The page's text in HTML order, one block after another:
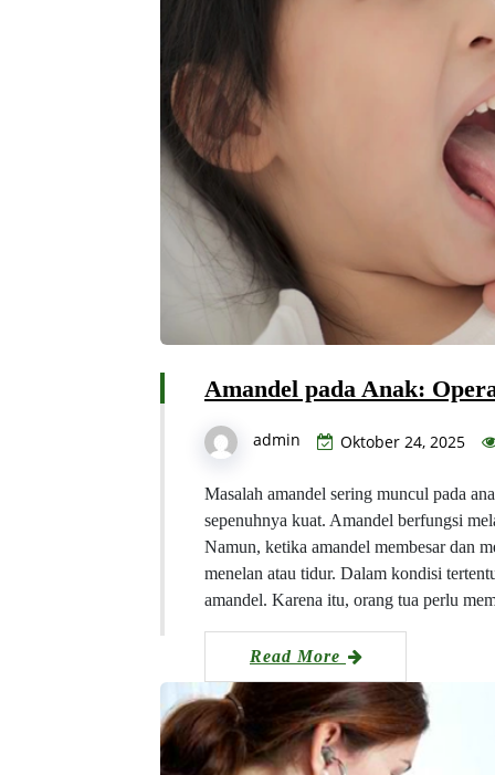
Amandel pada Anak:
admin Oktober 24, 2025
Masalah amandel sering muncul pada
sepenuhnya kuat. Amandel berfungsi
Namun, ketika amandel membesar dan
menelan atau tidur. Dalam kondisi
amandel. Karena itu, orang tua perlu
Read More